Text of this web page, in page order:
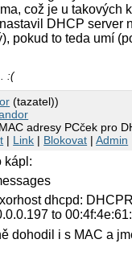
což je u takových
DHCP server
pokud to teda umí
:(
(tazatel))
adresy PCček pro
| Link | Blokovat |Admin
kápl:
dhcpd:
to
dohodil i s MAC a